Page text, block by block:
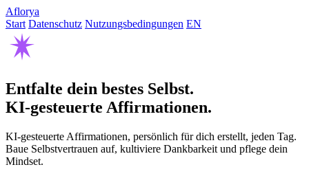
Aflorya
Start Datenschutz Nutzungsbedingungen EN
Entfalte dein bestes Selbst.
KI-gesteuerte Affirmationen.
KI-gesteuerte Affirmationen, persönlich für dich erstellt, jeden Tag.
Baue Selbstvertrauen auf, kultiviere Dankbarkeit und pflege dein
Mindset.